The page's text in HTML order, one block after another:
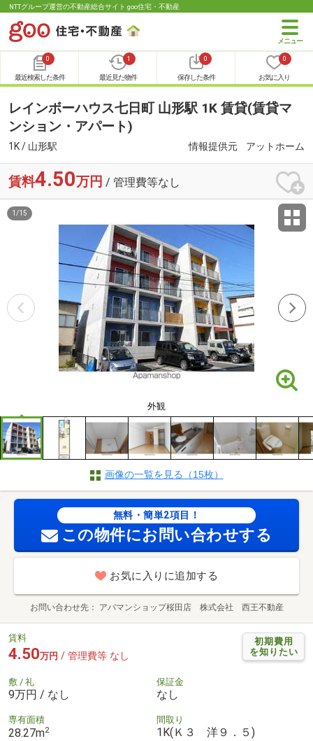
NTTグループ運営の不動産総合サイト goo住宅・不動産
0
最近検索した条件
1
最近見た物件
0
保存した条件
0
お気に入り
レインボーハウス七日町 山形駅 1K 賃貸(賃貸マ
ンション・アパート)
1K / 山形駅 情報提供元 アットホーム
賃料4.50万円 / 管理費等なし
外観
1 /15
画像の一覧を見る（15枚）
無料・簡単2項目！
この物件にお問い合わせする
お気に入りに追加する
お問い合わせ先 アパマンショップ桜田店 株式会社 西王不動産
初期費用
を知りたい
賃料
4.50万円 / 管理費等 なし
敷 / 礼
9万円 / なし
保証金
なし
専有面積
28.27m2
間取り
1K(Ｋ３ 洋９．５)